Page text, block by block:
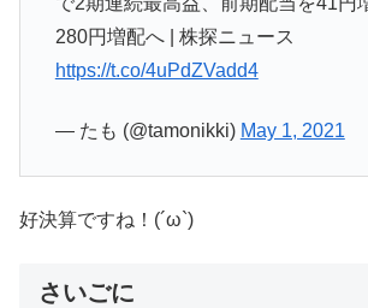
280円増配へ | 株探ニュース
https://t.co/4uPdZVadd4
— たも (@tamonikki) May 1, 2021
好決算ですね！(´ω`)
さいごに